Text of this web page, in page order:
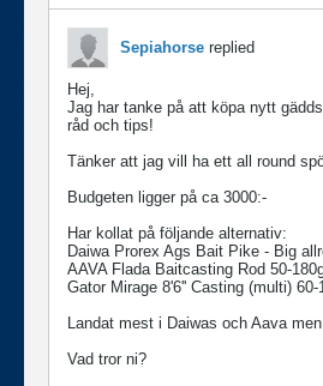
Sepiahorse replied
Hej,
Jag har tanke på att köpa nytt
råd och tips!
Tänker att jag vill ha ett all round
Budgeten ligger på ca 3000:-
Har kollat på följande alternativ:
Daiwa Prorex Ags Bait Pike - Big
AAVA Flada Baitcasting Rod 50-
Gator Mirage 8'6'' Casting (multi)
Landat mest i Daiwas och Aava
Vad tror ni?